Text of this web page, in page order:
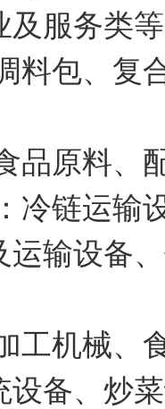
及服务类
料包、复
品原料、
冷链运输
输设备
工机械、
备、炒